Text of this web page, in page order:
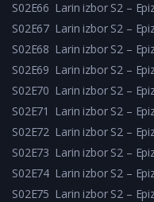
S02E66 Larin izbor S2 –
S02E67 Larin izbor S2 –
S02E68 Larin izbor S2 –
S02E69 Larin izbor S2 –
S02E70 Larin izbor S2 –
S02E71 Larin izbor S2 –
S02E72 Larin izbor S2 –
S02E73 Larin izbor S2 –
S02E74 Larin izbor S2 –
S02E75 Larin izbor S2 –